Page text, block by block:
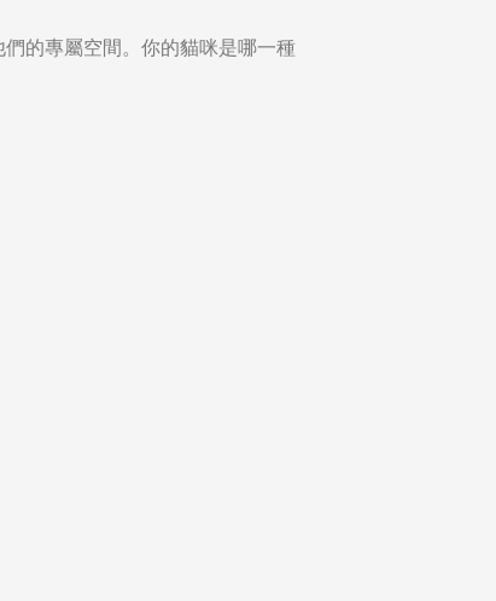
的專屬空間。你的貓咪是哪一種